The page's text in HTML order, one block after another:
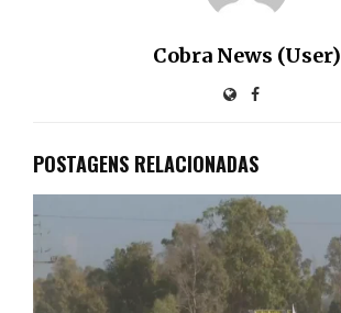
Cobra News (User)
POSTAGENS RELACIONADAS